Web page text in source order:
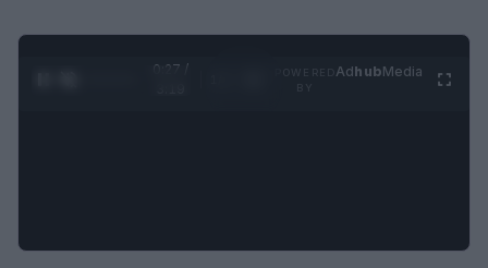
0:28 /
AdhubMedia